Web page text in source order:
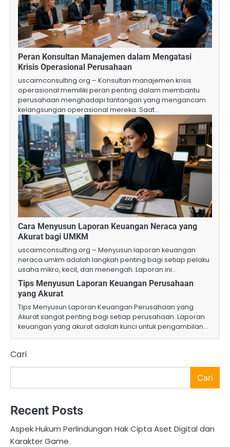
Peran Konsultan Manajemen dalam Mengatasi
Krisis Operasional Perusahaan
uscaimconsulting.org – Konsultan manajemen krisis
operasional memiliki peran penting dalam membantu
perusahaan menghadapi tantangan yang mengancam
kelangsungan operasional mereka. Saat…
Cara Menyusun Laporan Keuangan Neraca yang
Akurat bagi UMKM
uscaimconsulting.org – Menyusun laporan keuangan
neraca umkm adalah langkah penting bagi setiap pelaku
usaha mikro, kecil, dan menengah. Laporan ini…
Tips Menyusun Laporan Keuangan Perusahaan
yang Akurat
Tips Menyusun Laporan Keuangan Perusahaan yang
Akurat sangat penting bagi setiap perusahaan. Laporan
keuangan yang akurat adalah kunci untuk pengambilan…
Cari
Cari
Recent Posts
Aspek Hukum Perlindungan Hak Cipta Aset Digital dan
Karakter Game